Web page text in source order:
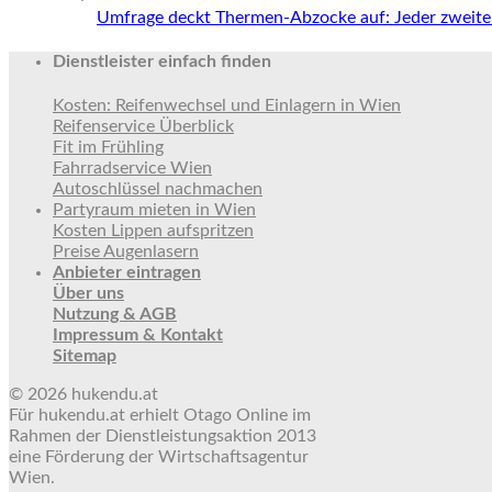
Umfrage deckt Thermen-Abzocke auf: Jeder
Dienstleister einfach finden
Kosten: Reifenwechsel und Einlagern in Wien
Reifenservice Überblick
Fit im Frühling
Fahrradservice Wien
Autoschlüssel nachmachen
Partyraum mieten in Wien
Kosten Lippen aufspritzen
Preise Augenlasern
Anbieter eintragen
Über uns
Nutzung & AGB
Impressum & Kontakt
Sitemap
© 2026 hukendu.at
Für hukendu.at erhielt Otago Online im
Rahmen der Dienstleistungsaktion 2013
eine Förderung der Wirtschaftsagentur
Wien.